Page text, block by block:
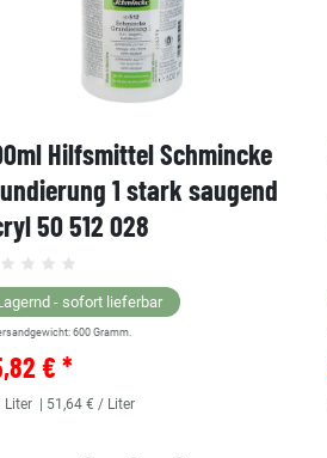
Hilfsmittel Schmincke
1 stark saugend
50 512 028
- sofort lieferbar
600 Gramm.
€ *
Liter | 51,64 € / Liter